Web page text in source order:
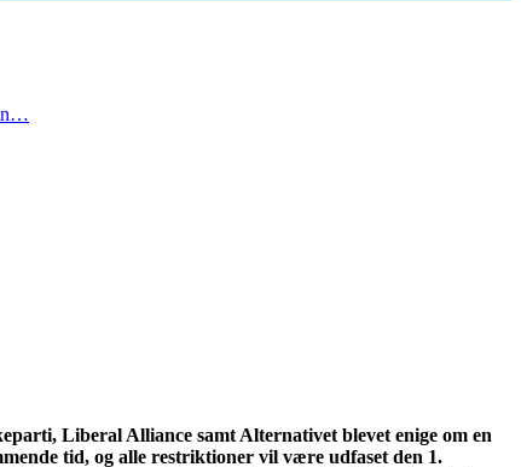
Liberal Alliance samt Alternativet blevet enige om en
tid, og alle restriktioner vil være udfaset den 1.